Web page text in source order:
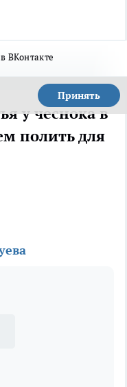
ВКонтакте
Принять
у чеснока в
полить для